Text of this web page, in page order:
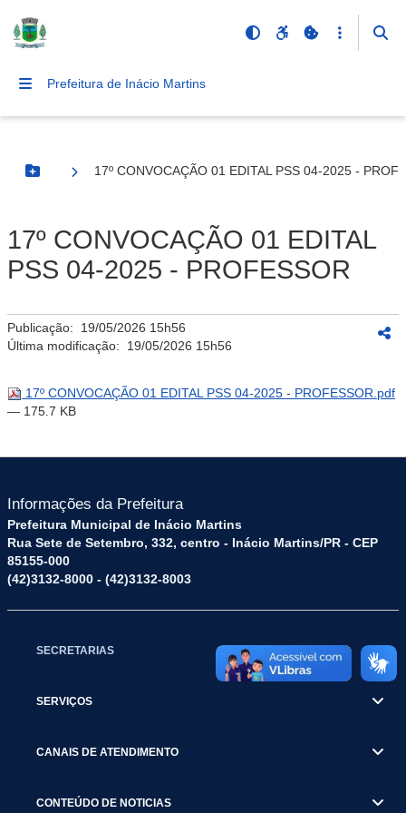
Prefeitura de Inácio Martins
Botão Menu
17º CONVOCAÇÃO 01 EDITAL PSS 04-2025 -
17º CONVOCAÇÃO 01 EDITAL
PSS 04-2025 - PROFESSOR
Publicação: 19/05/2026 15h56
Última modificação: 19/05/2026 15h56
17º CONVOCAÇÃO 01 EDITAL PSS 04-2025 - PROFESSOR.pdf
— 175.7 KB
Informações da Prefeitura
Prefeitura Municipal de Inácio Martins
Rua Sete de Setembro, 332, centro - Inácio Martins/PR - CEP
85155-000
(42)3132-8000 - (42)3132-8003
SECRETARIAS
SERVIÇOS
CANAIS DE ATENDIMENTO
CONTEÚDO DE NOTICIAS